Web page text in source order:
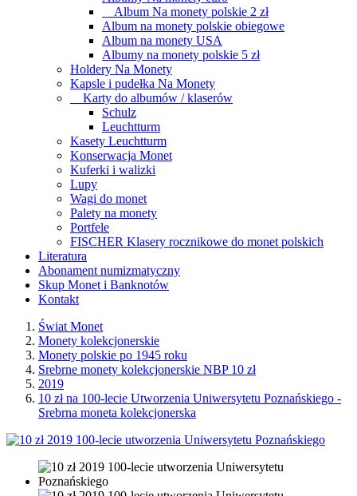
Album Na monety polskie 2 zł
Album na monety polskie obiegowe
Album na monety USA
Albumy na monety polskie 5 zł
Holdery Na Monety
Kapsle i pudełka Na Monety
Karty do albumów / klaserów
Schulz
Leuchtturm
Kasety Leuchtturm
Konserwacja Monet
Kuferki i walizki
Lupy
Wagi do monet
Palety na monety
Portfele
FISCHER Klasery rocznikowe do monet polskich
Literatura
Abonament numizmatyczny
Skup Monet i Banknotów
Kontakt
Świat Monet
Monety kolekcjonerskie
Monety polskie po 1945 roku
Srebrne monety kolekcjonerskie NBP 10 zł
2019
10 zł na 100-lecie Utworzenia Uniwersytetu Poznańskiego -
Srebrna moneta kolekcjonerska